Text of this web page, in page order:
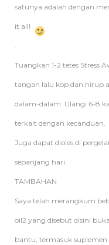
satunya adalah dengan
it all!
.
Tuangkan 1-2 tetes Stress
tangan lalu kop dan hirup
dalam-dalam. Ulangi 6-8
terkait dengan kecanduan.
Juga dapat dioles di
sepanjang hari.
TAMBAHAN
Saya telah merangkum
oil2 yang disebut disini
bantu, termasuk suplemen